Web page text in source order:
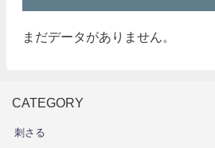
まだデータがありません。
CATEGORY
刺さる